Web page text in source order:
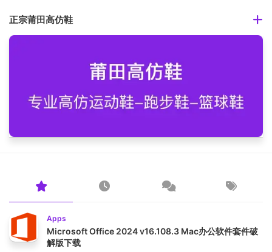
正宗莆田高仿鞋
Apps
Microsoft Office 2024 v16.108.3 Mac办公软件套件破
解版下载